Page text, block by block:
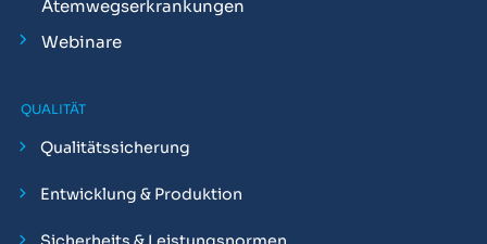
Atemwegserkrankungen
Webinare
QUALITÄT
Qualitätssicherung
Entwicklung & Produktion